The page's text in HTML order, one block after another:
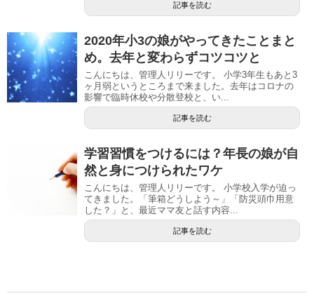
記事を読む
2020年小3の娘がやってきたことまと
め。去年と変わらずコツコツと
こんにちは、管理人リリーです。 小学3年生もあと3
ヶ月弱というところまで来ました。去年はコロナの
影響で臨時休校や分散登校と、い...
記事を読む
学習習慣をつけるには？年長の娘が自
然と身につけられたワケ
こんにちは、管理人リリーです。 小学校入学が迫っ
てきました。「筆箱どうしよう～」「防災頭巾用意
した？」と、最近ママ友と話す内容...
記事を読む